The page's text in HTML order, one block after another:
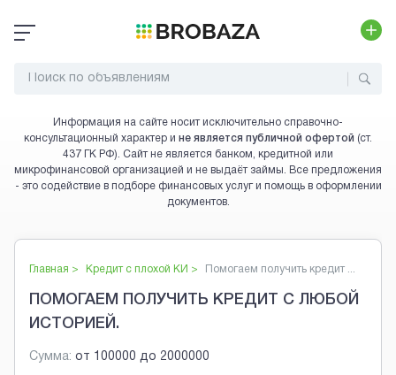
Информация на сайте носит исключительно справочно-
консультационный характер и не является публичной офертой (ст.
437 ГК РФ). Сайт не является банком, кредитной или
микрофинансовой организацией и не выдаёт займы. Все предложения
- это содействие в подборе финансовых услуг и помощь в оформлении
документов.
Главная > Кредит с плохой КИ > Помогаем получить кредит ...
ПОМОГАЕМ ПОЛУЧИТЬ КРЕДИТ С ЛЮБОЙ
ИСТОРИЕЙ.
Сумма: от 100000 до 2000000